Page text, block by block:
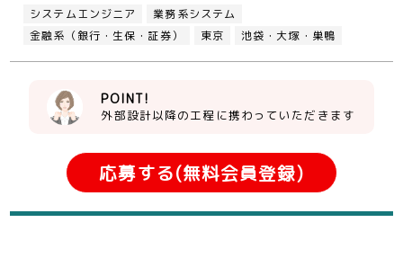
システムエンジニア
業務系システム
金融系（銀行・生保・証券）
東京 池袋・大塚・巣鴨
POINT!
外部設計以降の工程に携わっていただきます
応募する(無料会員登録)